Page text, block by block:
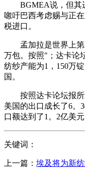
BGMEA说，但其进
唿吁巴西考虑赐与正
税进口。
孟加拉是世界上第
万包。按照"；达卡论
纺纱产能为1，150万
国。
按照达卡论坛报所
美国的出口成长了6。
口额达到了1。2亿美元
关键词：
上一篇： 埃及将为新